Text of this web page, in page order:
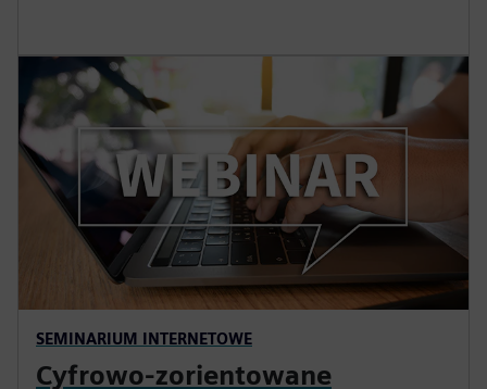
SEMINARIUM INTERNETOWE
Cyfrowo-zorientowane